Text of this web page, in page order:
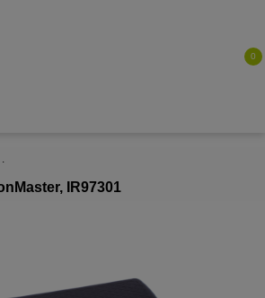
097 577 63 97
0
IR97301